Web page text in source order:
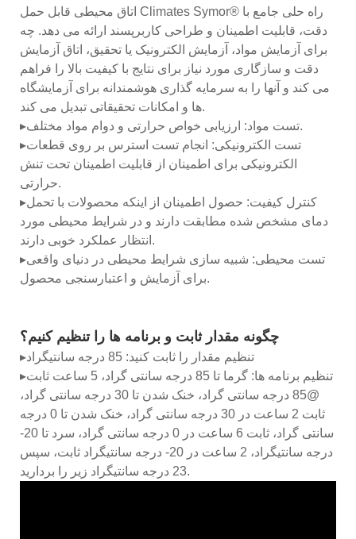
اتاق محیطی قابل حمل Climates Symor® راه حلی جامع با
دقت، قابلیت اطمینان و طراحی کاربرپسند ارائه می دهد. چه
برای آزمایش مواد، آزمایش الکترونیک یا تحقیق، اتاق آزمایش
دقت و سازگاری مورد نیاز برای نتایج با کیفیت بالا را فراهم
می کند و آنها را به سرمایه گذاری هوشمندانه برای آزمایشگاه
ها و امکانات تحقیقاتی تبدیل می کند.
▸تست مواد: ارزیابی خواص حرارتی و دوام مواد مختلف.
▸تست الکترونیکی: انجام تست استرس بر روی قطعات
الکترونیکی برای اطمینان از قابلیت اطمینان تحت تنش
حرارتی.
▸کنترل کیفیت: حصول اطمینان از اینکه محصولات با تحمل
دمای مشخص شده مطابقت دارند و در شرایط محیطی مورد
انتظار عملکرد خوبی دارند.
▸تست محیطی: شبیه سازی شرایط محیطی در دنیای واقعی
برای آزمایش و اعتبارسنجی محصول.
چگونه مقدار ثابت و برنامه ها را تنظیم کنیم؟
▸تنظیم مقدار را ثابت کنید: 85 درجه سانتیگراد
▸تنظیم برنامه ها: گرما تا 85 درجه سانتی گراد، 5 ساعت ثابت
@85 درجه سانتی گراد، خنک شدن تا 30 درجه سانتی گراد،
ثابت 2 ساعت در 30 درجه سانتی گراد، خنک شدن تا 0 درجه
سانتی گراد، ثابت 6 ساعت در 0 درجه سانتی گراد، سرد تا 20-
درجه سانتیگراد، 2 ساعت در 20- درجه سانتیگراد ثابت، سپس
23 درجه سانتیگراد زیر را بردارید.